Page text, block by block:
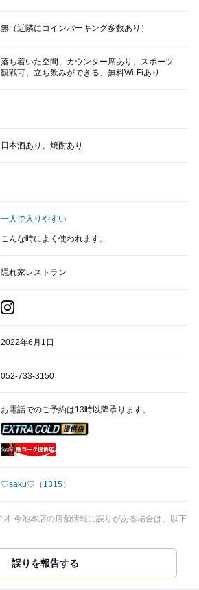
無（近隣にコインパーキング多数あり）
落ち着いた空間、カウンター席あり、スポーツ
観戦可、立ち飲みができる、無料Wi-Fiあり
日本酒あり、焼酎あり
一人で入りやすい
こんな時によく使われます。
隠れ家レストラン
2022年6月1日
052-733-3150
お電話でのご予約は13時以降承ります。
♡saku♡ （1315）
今池本店の店舗情報に誤りがある場合は、以下
誤りを報告する